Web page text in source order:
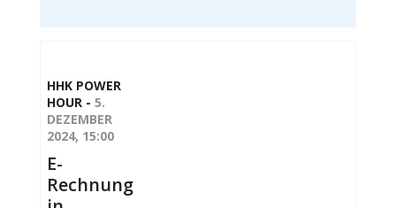
HHK POWER
HOUR - 5.
DEZEMBER
2024, 15:00
E-
Rechnung